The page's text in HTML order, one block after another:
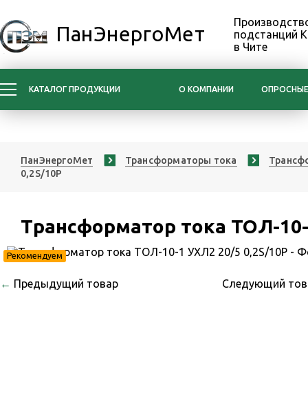
ПанЭнергоМет
подстанций
в Чите
КАТАЛОГ ПРОДУКЦИИ О КОМПАНИИ
ПанЭнергоМет Трансформаторы тока
0,2S/10Р
Трансформатор тока ТОЛ-
Рекомендуем
← Предыдущий товар Следующий